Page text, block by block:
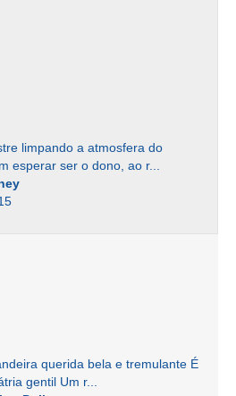
limpando a atmosfera do
esperar ser o dono, ao r...
querida bela e tremulante É
gentil Um r...